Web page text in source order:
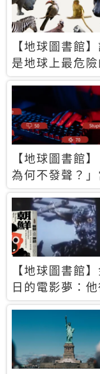
【地球圖書館
是地球上最危險
物？人類喜好
些動物「揹黑
【地球圖書館
為何不發聲？」
緒淹沒理智 你
的正義成為壓
的工具
【地球圖書館
日的電影夢：他
韓綁來導演和
卻拍出諷刺獨裁
北韓電影《平
獸》